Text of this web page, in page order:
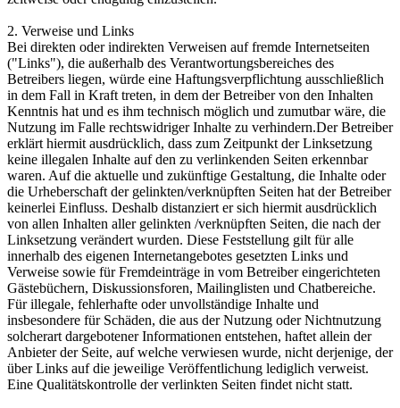
2. Verweise und Links
Bei direkten oder indirekten Verweisen auf fremde Internetseiten
("Links"), die außerhalb des Verantwortungsbereiches des
Betreibers liegen, würde eine Haftungsverpflichtung ausschließlich
in dem Fall in Kraft treten, in dem der Betreiber von den Inhalten
Kenntnis hat und es ihm technisch möglich und zumutbar wäre, die
Nutzung im Falle rechtswidriger Inhalte zu verhindern.Der Betreiber
erklärt hiermit ausdrücklich, dass zum Zeitpunkt der Linksetzung
keine illegalen Inhalte auf den zu verlinkenden Seiten erkennbar
waren. Auf die aktuelle und zukünftige Gestaltung, die Inhalte oder
die Urheberschaft der gelinkten/verknüpften Seiten hat der Betreiber
keinerlei Einfluss. Deshalb distanziert er sich hiermit ausdrücklich
von allen Inhalten aller gelinkten /verknüpften Seiten, die nach der
Linksetzung verändert wurden. Diese Feststellung gilt für alle
innerhalb des eigenen Internetangebotes gesetzten Links und
Verweise sowie für Fremdeinträge in vom Betreiber eingerichteten
Gästebüchern, Diskussionsforen, Mailinglisten und Chatbereiche.
Für illegale, fehlerhafte oder unvollständige Inhalte und
insbesondere für Schäden, die aus der Nutzung oder Nichtnutzung
solcherart dargebotener Informationen entstehen, haftet allein der
Anbieter der Seite, auf welche verwiesen wurde, nicht derjenige, der
über Links auf die jeweilige Veröffentlichung lediglich verweist.
Eine Qualitätskontrolle der verlinkten Seiten findet nicht statt.